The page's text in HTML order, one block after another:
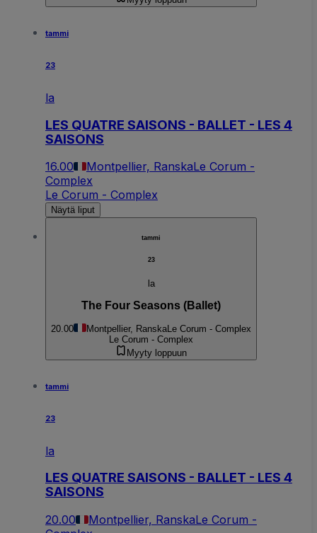
tammi
23
la
LES QUATRE SAISONS - BALLET - LES 4
SAISONS
16.00 Montpellier, RanskaLe Corum -
Complex
Le Corum - Complex
Näytä liput
tammi
23
la
The Four Seasons (Ballet)
20.00 Montpellier, Ranska Le Corum - Complex
Le Corum - Complex
Myyty loppuun
tammi
23
la
LES QUATRE SAISONS - BALLET - LES 4
SAISONS
20.00 Montpellier, RanskaLe Corum -